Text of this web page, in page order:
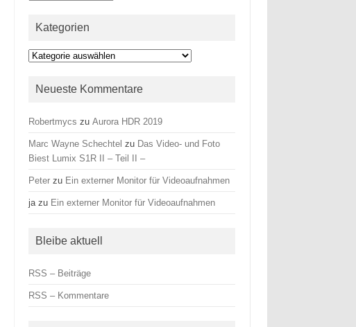
Kategorien
Kategorien
Neueste Kommentare
Robertmycs zuAurora HDR 2019
Marc Wayne Schechtel zu Das Video- und Foto
Biest Lumix S1R II – Teil II –
Peter zu Ein externer Monitor für Videoaufnahmen
jazu Ein externer Monitor für Videoaufnahmen
Bleibe aktuell
RSS – Beiträge
RSS – Kommentare